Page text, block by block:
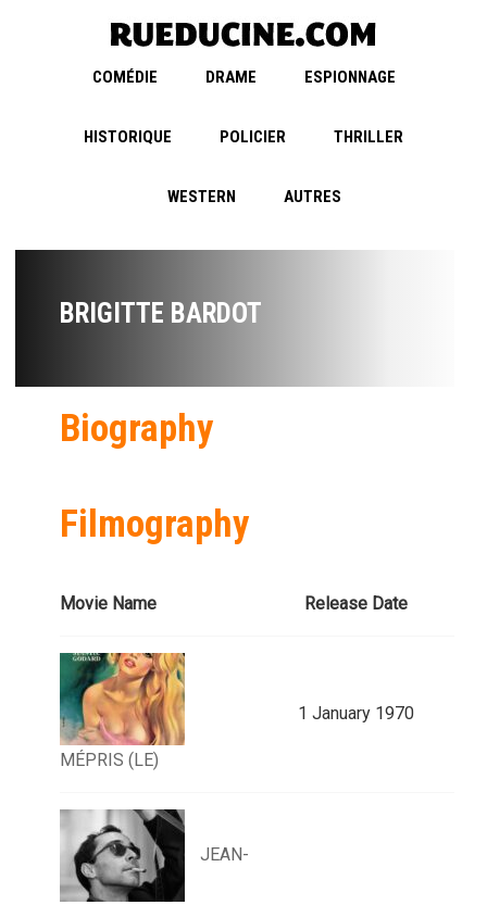
COMÉDIE DRAME ESPIONNAGE
HISTORIQUE POLICIER THRILLER
WESTERN AUTRES
BRIGITTE BARDOT
Biography
Filmography
Movie Name Release Date
MÉPRIS (LE)
1 January 1970
JEAN-